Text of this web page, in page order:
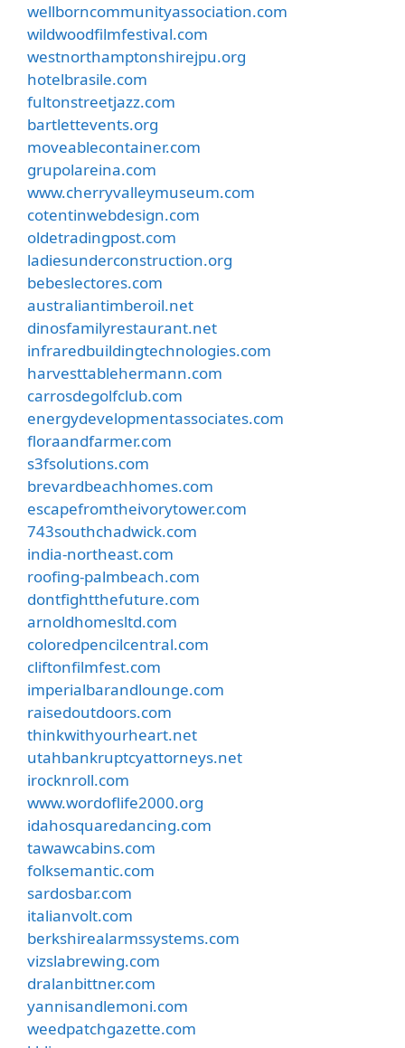
wellborncommunityassociation.com
wildwoodfilmfestival.com
westnorthamptonshirejpu.org
hotelbrasile.com
fultonstreetjazz.com
bartlettevents.org
moveablecontainer.com
grupolareina.com
www.cherryvalleymuseum.com
cotentinwebdesign.com
oldetradingpost.com
ladiesunderconstruction.org
bebeslectores.com
australiantimberoil.net
dinosfamilyrestaurant.net
infraredbuildingtechnologies.com
harvesttablehermann.com
carrosdegolfclub.com
energydevelopmentassociates.com
floraandfarmer.com
s3fsolutions.com
brevardbeachhomes.com
escapefromtheivorytower.com
743southchadwick.com
india-northeast.com
roofing-palmbeach.com
dontfightthefuture.com
arnoldhomesltd.com
coloredpencilcentral.com
cliftonfilmfest.com
imperialbarandlounge.com
raisedoutdoors.com
thinkwithyourheart.net
utahbankruptcyattorneys.net
irocknroll.com
www.wordoflife2000.org
idahosquaredancing.com
tawawcabins.com
folksemantic.com
sardosbar.com
italianvolt.com
berkshirealarmssystems.com
vizslabrewing.com
dralanbittner.com
yannisandlemoni.com
weedpatchgazette.com